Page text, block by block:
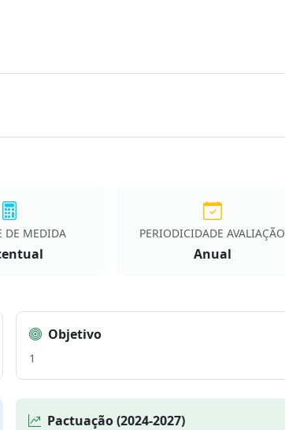
DE MEDIDA PERIODICIDADE AVALIAÇÃO
Anual
Objetivo
1
Pactuação (2024-2027)